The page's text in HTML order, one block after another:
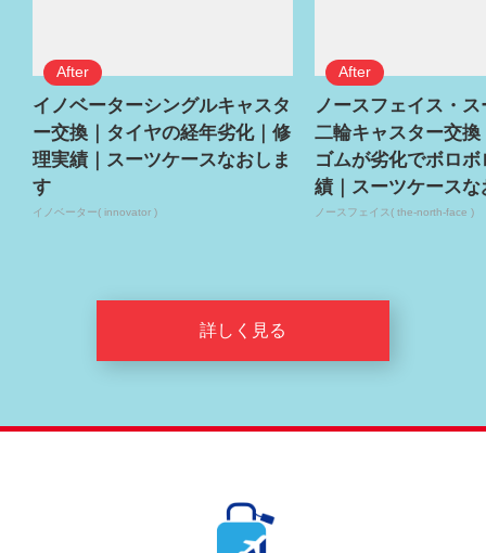
イノベーターシングルキャスタ
ー交換｜タイヤの経年劣化｜修
理実績｜スーツケースなおしま
す
イノベーター( innovator )
ノースフェイス・
二輪キャスター交換
ゴムが劣化でボロ
績｜スーツケースな
ノースフェイス( the-north-face )
詳しく見る